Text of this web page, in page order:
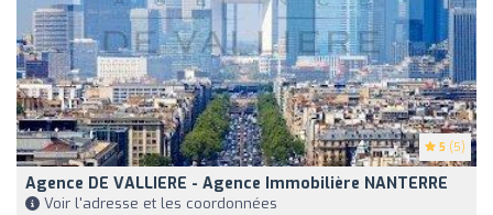
5 (5)
Agence DE VALLIERE - Agence Immobilière NANTERRE
Voir l'adresse et les coordonnées